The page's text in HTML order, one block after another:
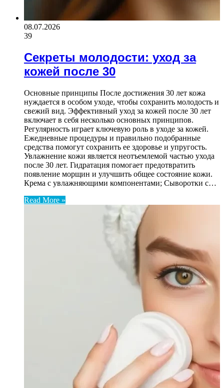
08.07.2026
39
Секреты молодости: уход за
кожей после 30
Основные принципы После достижения 30 лет кожа
нуждается в особом уходе, чтобы сохранить молодость и
свежий вид. Эффективный уход за кожей после 30 лет
включает в себя несколько основных принципов.
Регулярность играет ключевую роль в уходе за кожей.
Ежедневные процедуры и правильно подобранные
средства помогут сохранить ее здоровье и упругость.
Увлажнение кожи является неотъемлемой частью ухода
после 30 лет. Гидратация помогает предотвратить
появление морщин и улучшить общее состояние кожи.
Крема с увлажняющими компонентами; Сыворотки с…
Read More »